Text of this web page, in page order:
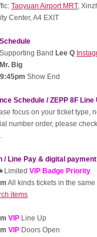
Taoyuan Airport MRT,
Center, A4 EXIT
Supporting Band Lee Q
Mr. Big
Show End
Schedule / ZEPP 8F Line
focus on your ticket type,
number order, please
/ Line Pay & digital
VIP Badge Priority
All kinds tickets in the same
items
VIP Line Up
VIP Doors Open